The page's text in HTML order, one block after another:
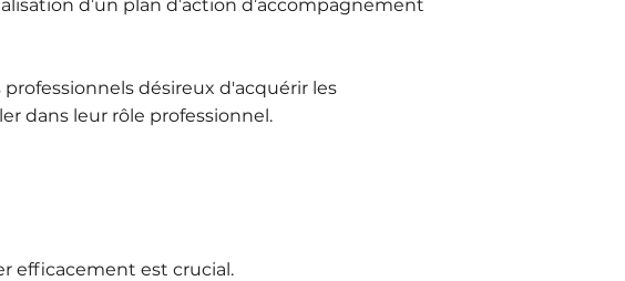
d’un plan d’action d’accompagnement
désireux d'acquérir les
dans leur rôle professionnel.
efficacement est crucial.